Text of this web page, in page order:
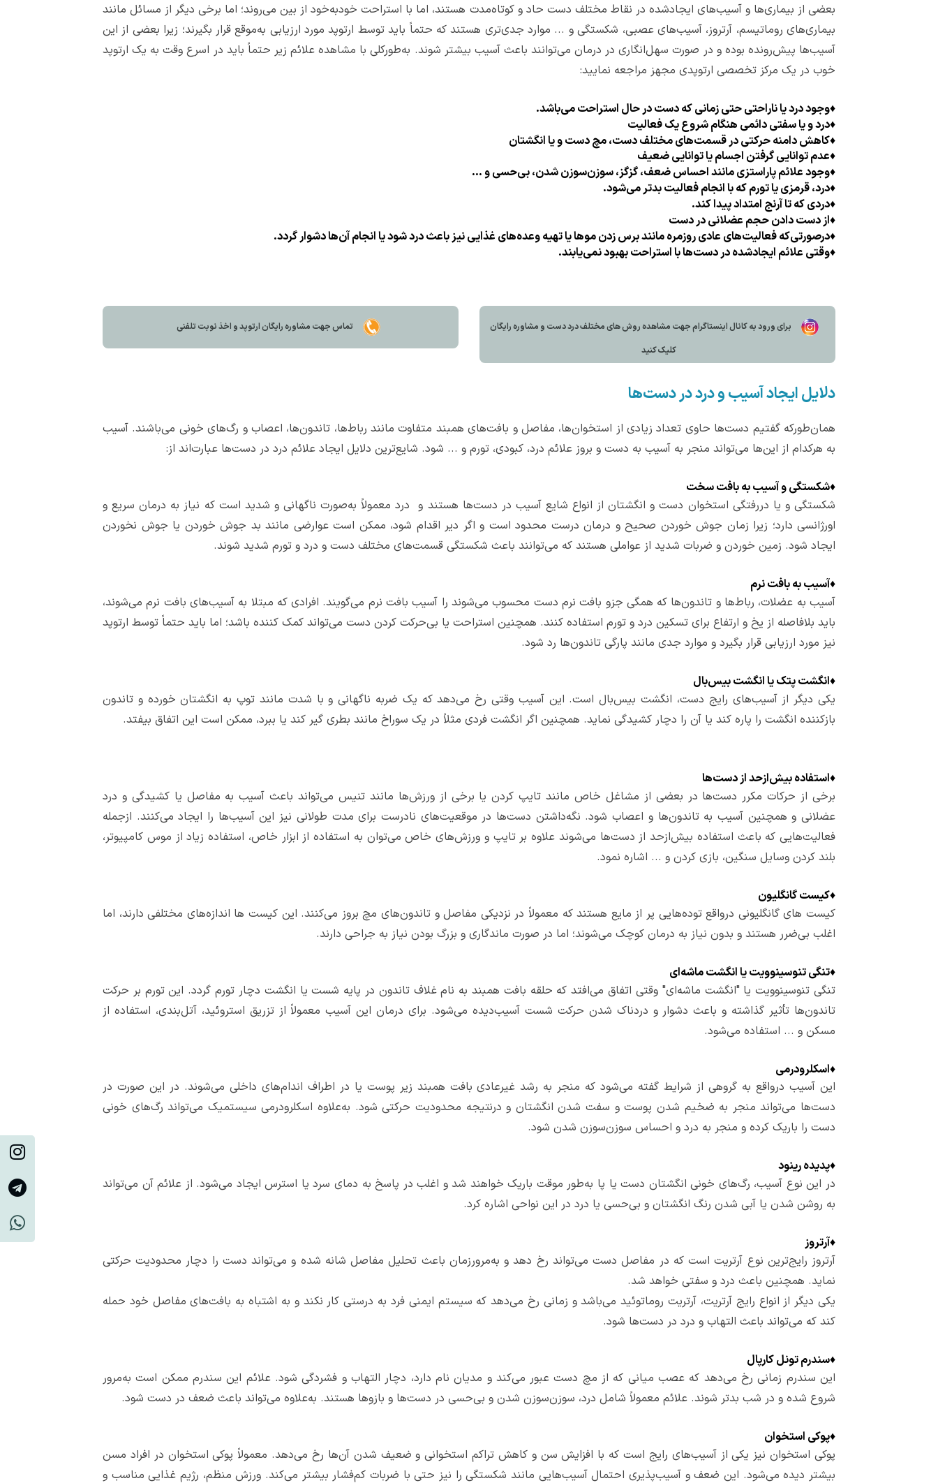
بعضی از بیماری‌ها و آسیب‌های ایجادشده در نقاط مختلف دست حاد و کوتاه‌مدت هستند، اما با استراحت خودبه‌خود از بین می‌روند؛ اما برخی دیگر از مسائل مانند
بیماری‌های روماتیسم، آرتروز، آسیب‌های عصبی، شکستگی و ... موارد جدی‌تری هستند که حتماً باید توسط ارتوپد مورد ارزیابی به‌موقع قرار بگیرند؛ زیرا بعضی از این
آسیب‌ها پیش‌رونده بوده و در صورت سهل‌انگاری در درمان می‌توانند باعث آسیب بیشتر شوند. به‌طورکلی با مشاهده علائم زیر حتماً باید در اسرع وقت به یک ارتوپد
خوب در یک مرکز تخصصی ارتوپدی مجهز مراجعه نمایید:
♦وجود درد یا ناراحتی حتی زمانی که دست در حال استراحت می‌باشد.
♦درد و یا سفتی دائمی هنگام شروع یک فعالیت
♦کاهش دامنه حرکتی در قسمت‌های مختلف دست، مچ دست و یا انگشتان
♦عدم توانایی گرفتن اجسام یا توانایی ضعیف
♦وجود علائم پاراستزی مانند احساس ضعف، گزگز، سوزن‌سوزن شدن، بی‌حسی و ...
♦درد، قرمزی یا تورم که با انجام فعالیت بدتر می‌شود.
♦دردی که تا آرنج امتداد پیدا کند.
♦از دست دادن حجم عضلانی در دست
♦درصورتی‌که فعالیت‌های عادی روزمره مانند برس زدن موها یا تهیه وعده‌های غذایی نیز باعث درد شود یا انجام آن‌ها دشوار گردد.
♦وقتی علائم ایجادشده در دست‌ها با استراحت بهبود نمی‌یابند.
برای ورود به کانال اينستاگرام جهت مشاهده روش های مختلف درد دست و مشاوره رايگان
کليک کنيد
تماس جهت مشاوره رايگان ارتوپد و اخذ نوبت تلفنی
دلایل ایجاد آسیب و درد در دست‌ها
همان‌طورکه گفتیم دست‌ها حاوی تعداد زیادی از استخوان‌ها، مفاصل و بافت‌های همبند متفاوت مانند رباط‌ها، تاندون‌ها، اعصاب و رگ‌های خونی می‌باشند. آسیب
به هرکدام از این‌ها می‌تواند منجر به آسیب به دست و بروز علائم درد، کبودی، تورم و ... شود. شایع‌ترین دلایل ایجاد علائم درد در دست‌ها عبارت‌اند از:
♦شکستگی و آسیب به بافت سخت
شکستگی و یا دررفتگی استخوان دست و انگشتان از انواع شایع آسیب در دست‌ها هستند و درد معمولاً به‌صورت ناگهانی و شدید است که نیاز به درمان سریع و
اورژانسی دارد؛ زیرا زمان جوش خوردن صحیح و درمان درست محدود است و اگر دیر اقدام شود، ممکن است عوارضی مانند بد جوش خوردن یا جوش نخوردن
ایجاد شود. زمین خوردن و ضربات شدید از عواملی هستند که می‌توانند باعث شکستگی قسمت‌های مختلف دست و درد و تورم شدید شوند.
♦آسیب به بافت نرم
آسیب به عضلات، رباط‌ها و تاندون‌ها که همگی جزو بافت نرم دست محسوب می‌شوند را آسیب بافت نرم می‌گویند. افرادی که مبتلا به آسیب‌های بافت نرم می‌شوند،
باید بلافاصله از یخ و ارتفاع برای تسکین درد و تورم استفاده کنند. همچنین استراحت یا بی‌حرکت کردن دست می‌تواند کمک کننده باشد؛ اما باید حتماً توسط ارتوپد
نیز مورد ارزیابی قرار بگیرد و موارد جدی مانند پارگی تاندون‌ها رد شود.
♦انگشت پتک یا انگشت بیس‌بال
یکی دیگر از آسیب‌های رایج دست، انگشت بیس‌بال است. این آسیب وقتی رخ می‌دهد که یک ضربه ناگهانی و با شدت مانند توپ به انگشتان خورده و تاندون
بازکننده انگشت را پاره کند یا آن را دچار کشیدگی نماید. همچنین اگر انگشت فردی مثلاً در یک سوراخ مانند بطری گیر کند یا ببرد، ممکن است این اتفاق بیفتد.
♦استفاده بیش‌ازحد از دست‌ها
برخی از حرکات مکرر دست‌ها در بعضی از مشاغل خاص مانند تایپ کردن یا برخی از ورزش‌ها مانند تنیس می‌تواند باعث آسیب به مفاصل یا کشیدگی و درد
عضلانی و همچنین آسیب به تاندون‌ها و اعصاب شود. نگه‌داشتن دست‌ها در موقعیت‌های نادرست برای مدت طولانی نیز این آسیب‌ها را ایجاد می‌کنند. ازجمله
فعالیت‌هایی که باعث استفاده بیش‌ازحد از دست‌ها می‌شوند علاوه بر تایپ و ورزش‌های خاص می‌توان به استفاده از ابزار خاص، استفاده زیاد از موس کامپیوتر،
بلند کردن وسایل سنگین، بازی کردن و ... اشاره نمود.
♦کیست گانگلیون
کیست های گانگلیونی درواقع توده‌هایی پر از مایع هستند که معمولاً در نزدیکی مفاصل و تاندون‌های مچ بروز می‌کنند. این کیست ها اندازه‌های مختلفی دارند، اما
اغلب بی‌ضرر هستند و بدون نیاز به درمان کوچک می‌شوند؛ اما در صورت ماندگاری و بزرگ بودن نیاز به جراحی دارند.
♦تنگی تنوسینوویت یا انگشت ماشه‌ای
تنگی تنوسینوویت یا "انگشت ماشه‌ای" وقتی اتفاق می‌افتد که حلقه بافت همبند به نام غلاف تاندون در پایه شست یا انگشت دچار تورم گردد. این تورم بر حرکت
تاندون‌ها تأثیر گذاشته و باعث دشوار و دردناک شدن حرکت شست آسیب‌دیده می‌شود. برای درمان این آسیب معمولاً از تزریق استروئید، آتل‌بندی، استفاده از
مسکن و ... استفاده می‌شود.
♦اسکلرودرمی
این آسیب درواقع به گروهی از شرایط گفته می‌شود که منجر به رشد غیرعادی بافت همبند زیر پوست یا در اطراف اندام‌های داخلی می‌شوند. در این صورت در
دست‌ها می‌تواند منجر به ضخیم شدن پوست و سفت شدن انگشتان و درنتیجه محدودیت حرکتی شود. به‌علاوه اسکلرودرمی سیستمیک می‌تواند رگ‌های خونی
دست را باریک کرده و منجر به درد و احساس سوزن‌سوزن شدن شود.
♦پدیده رینود
در این نوع آسیب، رگ‌های خونی انگشتان دست یا پا به‌طور موقت باریک خواهند شد و اغلب در پاسخ به دمای سرد یا استرس ایجاد می‌شود. از علائم آن می‌تواند
به روشن شدن یا آبی شدن رنگ انگشتان و بی‌حسی یا درد در این نواحی اشاره کرد.
♦آرتروز
آرتروز رایج‌ترین نوع آرتریت است که در مفاصل دست می‌تواند رخ دهد و به‌مرورزمان باعث تحلیل مفاصل شانه شده و می‌تواند دست را دچار محدودیت حرکتی
نماید. همچنین باعث درد و سفتی خواهد شد.
یکی دیگر از انواع رایج آرتریت، آرتریت روماتوئید می‌باشد و زمانی رخ می‌دهد که سیستم ایمنی فرد به درستی کار نکند و به اشتباه به بافت‌های مفاصل خود حمله
کند که می‌تواند باعث التهاب و درد در دست‌ها شود.
♦سندرم تونل کارپال
این سندرم زمانی رخ می‌دهد که عصب میانی که از مچ دست عبور می‌کند و مدیان نام دارد، دچار التهاب و فشردگی شود. علائم این سندرم ممکن است به‌مرور
شروع شده و در شب بدتر شوند. علائم معمولاً شامل درد، سوزن‌سوزن شدن و بی‌حسی در دست‌ها و بازوها هستند. به‌علاوه می‌تواند باعث ضعف در دست شود.
♦پوکی استخوان
پوکی استخوان نیز یکی از آسیب‌های رایج است که با افزایش سن و کاهش تراکم استخوانی و ضعیف شدن آن‌ها رخ می‌دهد. معمولاً پوکی استخوان در افراد مسن
بیشتر دیده می‌شود. این ضعف و آسیب‌پذیری احتمال آسیب‌هایی مانند شکستگی را نیز حتی با ضربات کم‌فشار بیشتر می‌کند. ورزش منظم، رژیم غذایی مناسب و